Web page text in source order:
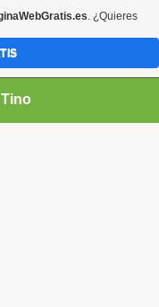
. ¿Quieres